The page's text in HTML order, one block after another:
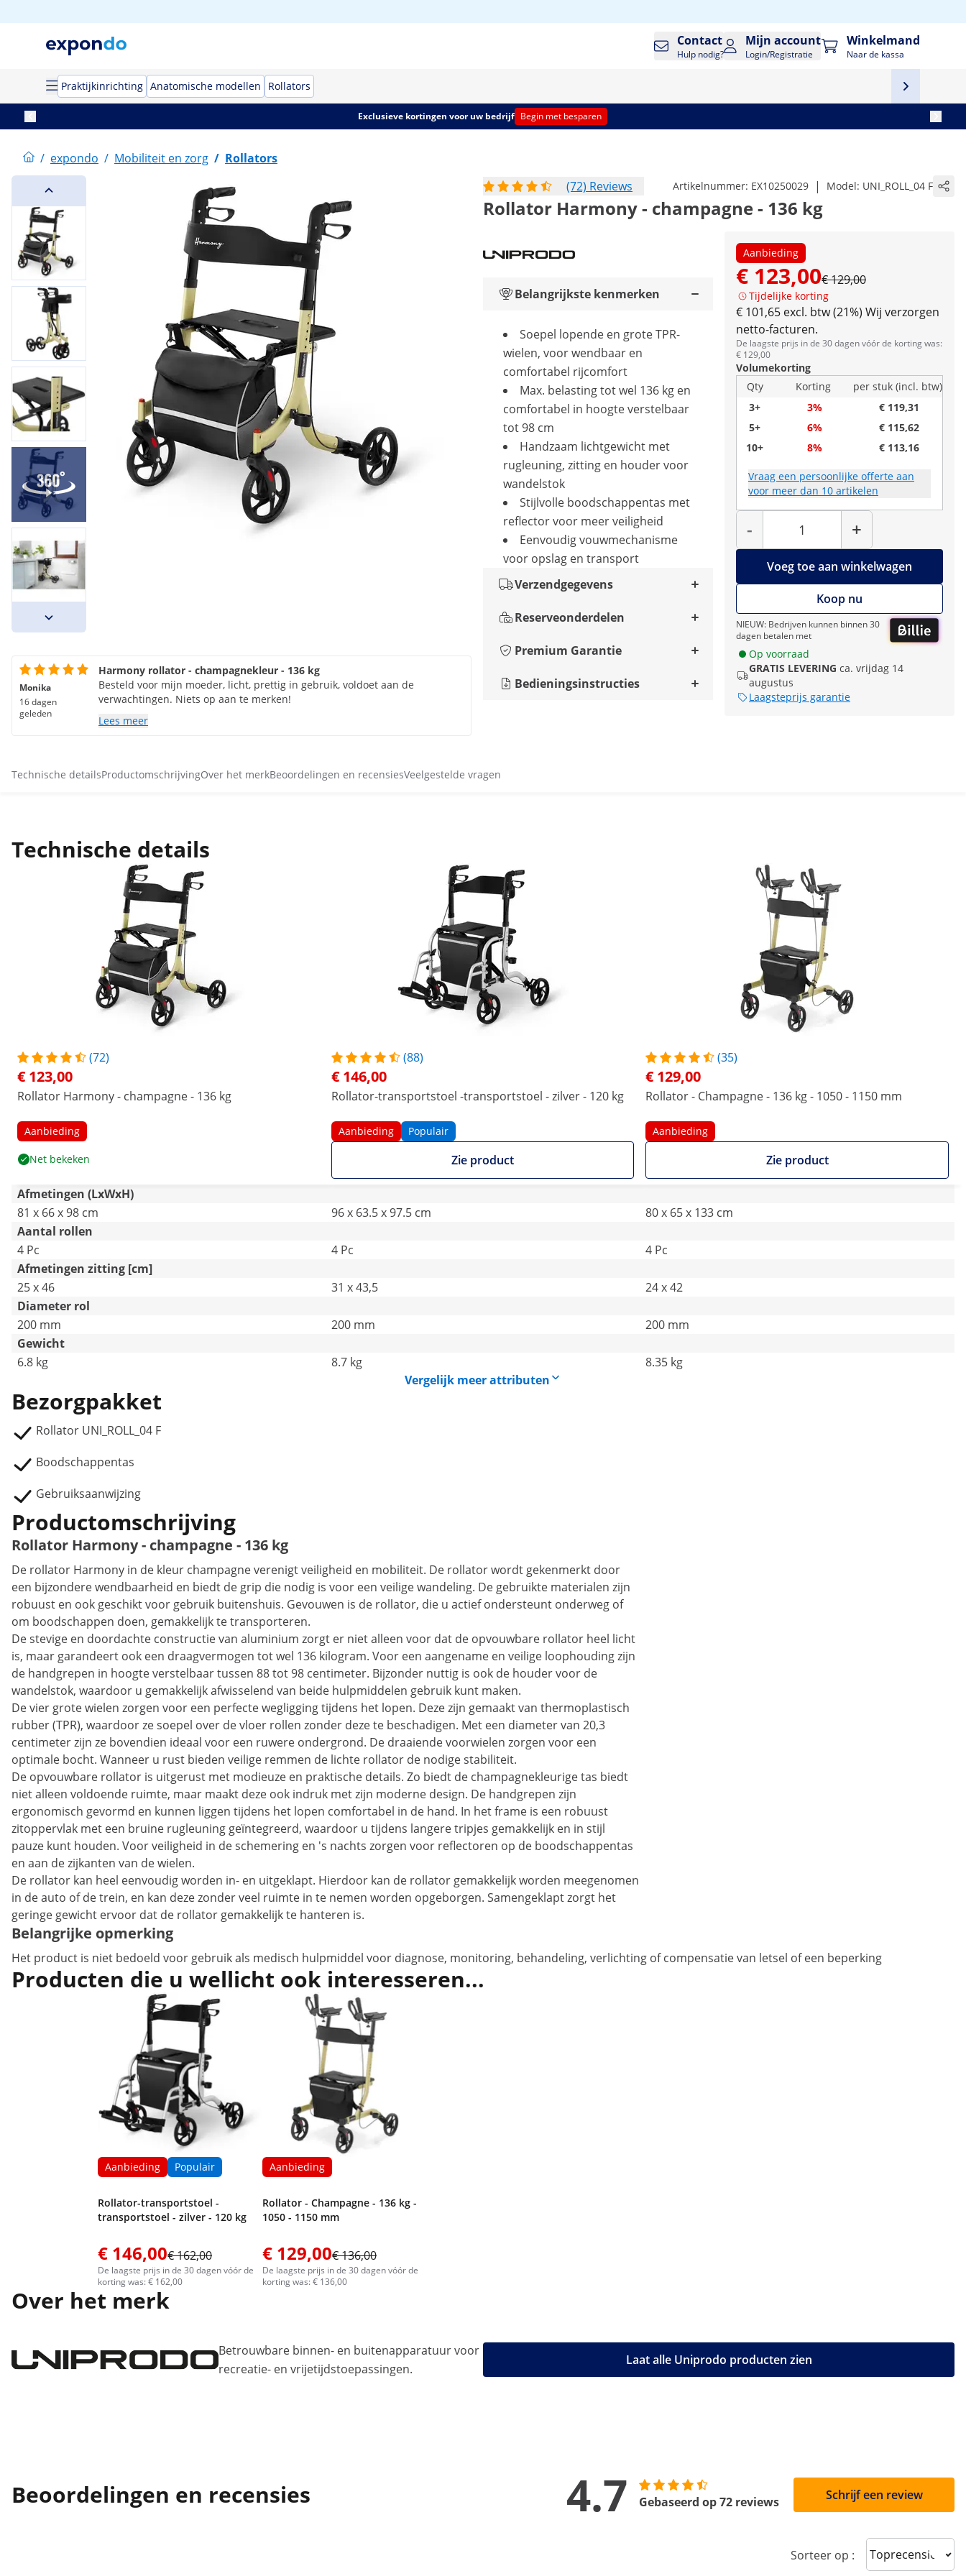
Contact
Hulp nodig?
Mijn account
Login/Registratie
Winkelmand
Naar de kassa
Praktijkinrichting Anatomische modellen Rollators
Exclusieve kortingen voor uw bedrijf Begin met besparen
/ expondo / Mobiliteit en zorg / Rollators
(72) Reviews
Artikelnummer: EX10250029 | Model: UNI_ROLL_04 F
Rollator Harmony - champagne - 136 kg
Aanbieding
€ 123,00€ 129,00
Tijdelijke korting
€ 101,65 excl. btw (21%) Wij verzorgen
netto-facturen.
De laagste prijs in de 30 dagen vóór de korting was:
€ 129,00
Volumekorting
Qty
Korting
per stuk (incl. btw)
3+
3%
€ 119,31
5+
6%
€ 115,62
10+
8% € 113,16
Vraag een persoonlijke offerte aan
voor meer dan 10 artikelen
-
Hoeveelheid
+
Voeg toe aan winkelwagen
Koop nu
NIEUW: Bedrijven kunnen binnen 30
dagen betalen met
Op voorraad
GRATIS LEVERING ca. vrijdag 14
augustus
Laagsteprijs garantie
Belangrijkste kenmerken
Soepel lopende en grote TPR-
wielen, voor wendbaar en
comfortabel rijcomfort
Max. belasting tot wel 136 kg en
comfortabel in hoogte verstelbaar
tot 98 cm
Handzaam lichtgewicht met
rugleuning, zitting en houder voor
wandelstok
Stijlvolle boodschappentas met
reflector voor meer veiligheid
Eenvoudig vouwmechanisme
voor opslag en transport
Verzendgegevens
Reserveonderdelen
Premium Garantie
Bedieningsinstructies
Monika
16 dagen
geleden
Harmony rollator - champagnekleur - 136 kg
Besteld voor mijn moeder, licht, prettig in gebruik, voldoet aan de
verwachtingen. Niets op aan te merken!
Lees meer
Technische detailsProductomschrijvingOver het merkBeoordelingen en recensiesVeelgestelde vragen
Technische details
(72)
€ 123,00
Rollator Harmony - champagne - 136 kg
Aanbieding
Net bekeken
(88)
€ 146,00
Rollator-transportstoel -transportstoel - zilver - 120 kg
Aanbieding Populair
Zie product
(35)
€ 129,00
Rollator - Champagne - 136 kg - 1050 - 1150 mm
Aanbieding
Zie product
Afmetingen (LxWxH)
81 x 66 x 98 cm
96 x 63.5 x 97.5 cm
80 x 65 x 133 cm
Aantal rollen
4 Pc
4 Pc
4 Pc
Afmetingen zitting [cm]
25 x 46
31 x 43,5
24 x 42
Diameter rol
200 mm
200 mm
200 mm
Gewicht
6.8 kg
8.7 kg
8.35 kg
Vergelijk meer attributen
Bezorgpakket
Rollator UNI_ROLL_04 F
Boodschappentas
Gebruiksaanwijzing
Productomschrijving
Rollator Harmony - champagne - 136 kg
De rollator Harmony in de kleur champagne verenigt veiligheid en mobiliteit. De rollator wordt gekenmerkt door
een bijzondere wendbaarheid en biedt de grip die nodig is voor een veilige wandeling. De gebruikte materialen zijn
robuust en ook geschikt voor gebruik buitenshuis. Gevouwen is de rollator, die u actief ondersteunt onderweg of
om boodschappen doen, gemakkelijk te transporteren.
De stevige en doordachte constructie van aluminium zorgt er niet alleen voor dat de opvouwbare rollator heel licht
is, maar garandeert ook een draagvermogen tot wel 136 kilogram. Voor een aangename en veilige loophouding zijn
de handgrepen in hoogte verstelbaar tussen 88 tot 98 centimeter. Bijzonder nuttig is ook de houder voor de
wandelstok, waardoor u gemakkelijk afwisselend van beide hulpmiddelen gebruik kunt maken.
De vier grote wielen zorgen voor een perfecte wegligging tijdens het lopen. Deze zijn gemaakt van thermoplastisch
rubber (TPR), waardoor ze soepel over de vloer rollen zonder deze te beschadigen. Met een diameter van 20,3
centimeter zijn ze bovendien ideaal voor een ruwere ondergrond. De draaiende voorwielen zorgen voor een
optimale bocht. Wanneer u rust bieden veilige remmen de lichte rollator de nodige stabiliteit.
De opvouwbare rollator is uitgerust met modieuze en praktische details. Zo biedt de champagnekleurige tas biedt
niet alleen voldoende ruimte, maar maakt deze ook indruk met zijn moderne design. De handgrepen zijn
ergonomisch gevormd en kunnen liggen tijdens het lopen comfortabel in de hand. In het frame is een robuust
zitoppervlak met een bruine rugleuning geïntegreerd, waardoor u tijdens langere tripjes gemakkelijk en in stijl
pauze kunt houden. Voor veiligheid in de schemering en 's nachts zorgen voor reflectoren op de boodschappentas
en aan de zijkanten van de wielen.
De rollator kan heel eenvoudig worden in- en uitgeklapt. Hierdoor kan de rollator gemakkelijk worden meegenomen
in de auto of de trein, en kan deze zonder veel ruimte in te nemen worden opgeborgen. Samengeklapt zorgt het
geringe gewicht ervoor dat de rollator gemakkelijk te hanteren is.
Belangrijke opmerking
Het product is niet bedoeld voor gebruik als medisch hulpmiddel voor diagnose, monitoring, behandeling, verlichting of compensatie van letsel of een beperking
Producten die u wellicht ook interesseren...
Aanbieding Populair
Rollator-transportstoel -
transportstoel - zilver - 120 kg
€ 146,00€ 162,00
De laagste prijs in de 30 dagen vóór de
korting was: € 162,00
Aanbieding
Rollator - Champagne - 136 kg -
1050 - 1150 mm
€ 129,00€ 136,00
De laagste prijs in de 30 dagen vóór de
korting was: € 136,00
Over het merk
Betrouwbare binnen- en buitenapparatuur voor
recreatie- en vrijetijdstoepassingen.
Laat alle Uniprodo producten zien
Beoordelingen en recensies 4.7 Gebaseerd op 72 reviews Schrijf een review
Sorteer op : Sort reviews